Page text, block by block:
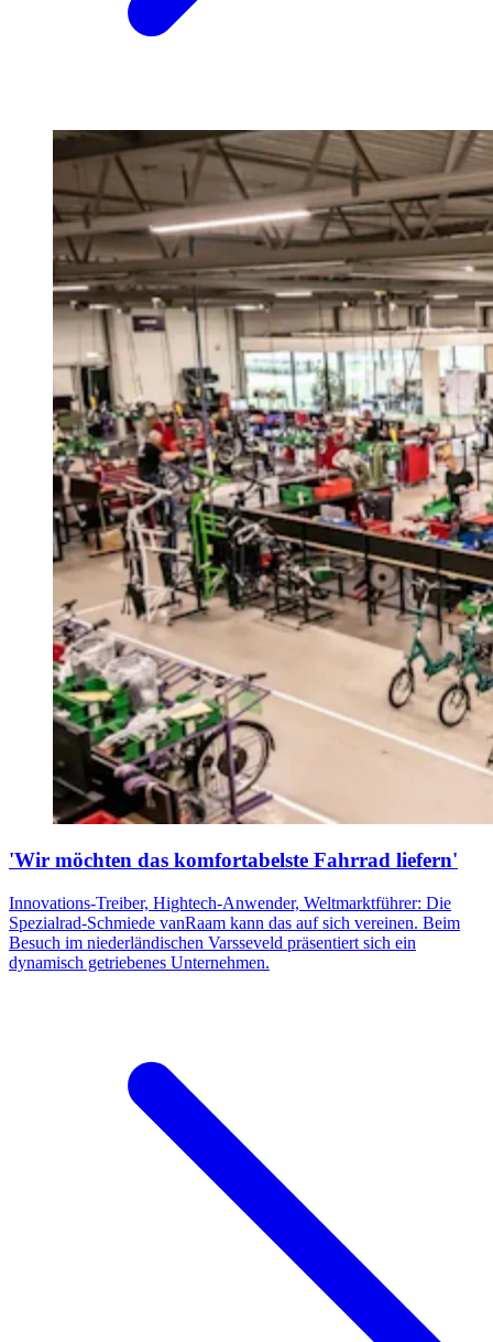
'Wir möchten das komfortabelste Fahrrad liefern'
Innovations-Treiber, Hightech-Anwender, Weltmarktführer: Die
Spezialrad-Schmiede vanRaam kann das auf sich vereinen. Beim
Besuch im niederländischen Varsseveld präsentiert sich ein
dynamisch getriebenes Unternehmen.